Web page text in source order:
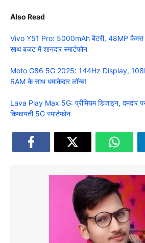
Also Read
Vivo Y51 Pro: 5000mAh बैटरी, 48MP कैमरा
साथ बजट में शानदार स्मार्टफोन
Moto G86 5G 2025: 144Hz Display,
RAM के साथ धमाकेदार लॉन्च!
Lava Play Max 5G: प्रीमियम डिजाइन, दमदार
किफायती 5G स्मार्टफोन